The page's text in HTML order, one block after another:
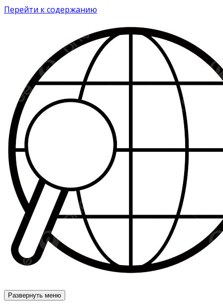
Перейти к содержанию
Развернуть меню